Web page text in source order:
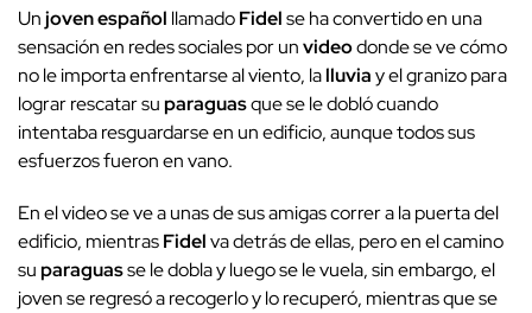
Unjoven español llamadoFidelse ha convertido en una
sensación en redes sociales por unvideodonde se ve cómo
no le importa enfrentarse al viento, lalluviay el granizo para
lograr rescatar suparaguasque se le dobló cuando
intentaba resguardarse en un edificio, aunque todos sus
esfuerzos fueron en vano.
En el video se ve a unas de sus amigas correr a la puerta del
edificio, mientrasFidelva detrás de ellas, pero en el camino
suparaguasse le dobla y luego se le vuela, sin embargo, el
joven se regresó a recogerlo y lo recuperó, mientras que se